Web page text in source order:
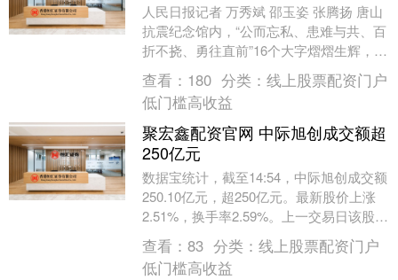
人民日报记者 万秀斌 邵玉姿 张腾扬 唐山
抗震纪念馆内，“公而忘私、患难与共、百
折不挠、勇往直前”16个大字熠熠生辉，镌
刻着1976年抗震救灾的精神力量，见证
着....
查看： 180 分类： 线上股票配资门户
低门槛高收益
聚宏鑫配资官网 中际旭创成交额超
250亿元
数据宝统计，截至14:54，中际旭创成交额
250.10亿元，超250亿元。最新股价上涨
2.51%，换手率2.59%。上一交易日该股全
天成交额为214.34亿元。....
查看： 83 分类： 线上股票配资门户
低门槛高收益